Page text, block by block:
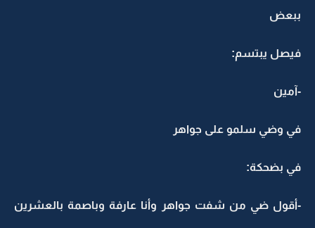
ببعض
فيصل يبتسم:
-آمين
في وضي سلمو على جواهر
في بضحكة:
-أقول ضي من شفت جواهر وأنا عارفة وباصمة بالعشرين